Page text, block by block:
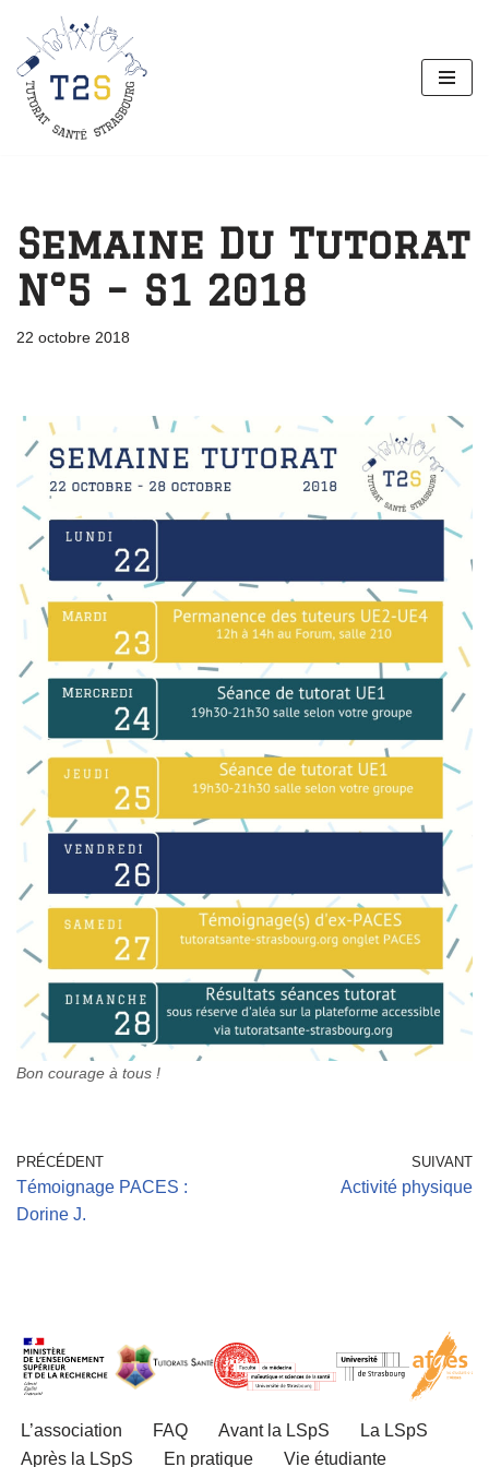
Aller
au
contenu
Semaine Du Tutorat
N°5 – S1 2018
22 octobre 2018
Bon courage à tous !
PRÉCÉDENT
Témoignage PACES :
Dorine J.
SUIVANT
Activité physique
L’association FAQ Avant la LSpS
La LSpS
Après la LSpS
En pratique Vie étudiante